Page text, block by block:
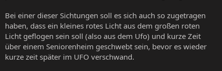
Bei einer dieser Sichtungen soll es sich auch so zugetragen
haben, dass ein kleines rotes Licht aus dem großen roten
Licht geflogen sein soll (also aus dem Ufo) und kurze Zeit
über einem Seniorenheim geschwebt sein, bevor es wieder
kurze zeit später im UFO verschwand.